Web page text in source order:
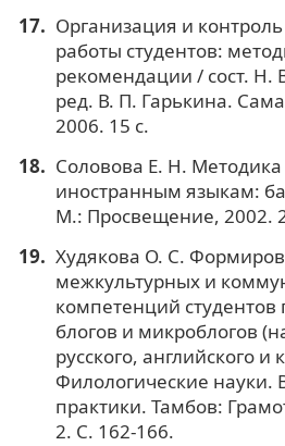
Организация и
работы студентов:
рекомендации / сост. Н.
ред. В. П. Гарькина.
2006. 15 с.
Соловова Е. Н.
иностранным языкам:
М.: Просвещение, 2002.
Худякова О. С.
межкультурных и
компетенций студентов
блогов и микроблогов
русского, английского и
Филологические науки.
практики. Тамбов:
2. С. 162-166.